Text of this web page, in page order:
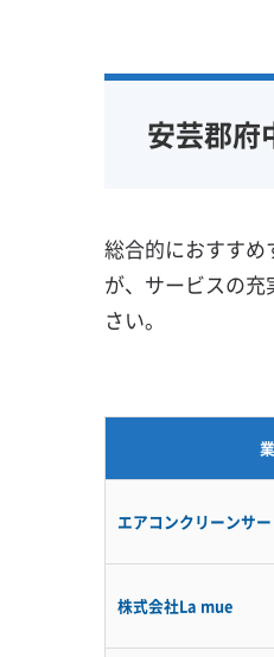
完全分解洗浄
家庭用エアコン
安芸郡府
総合的におすすめ
が、サービスの
さい。
エアコンクリーンサ
株式会社La mue